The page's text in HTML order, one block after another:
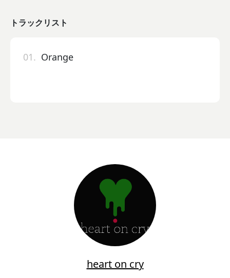
トラックリスト
01. Orange
heart on cry